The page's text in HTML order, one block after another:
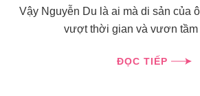
Vậy Nguyễn Du là ai mà di sản của
vượt thời gian và vươn
ĐỌC TIẾP